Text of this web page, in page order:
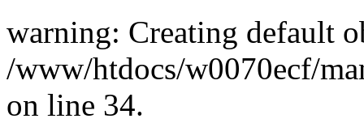
warning: Creating default
/www/htdocs/w0070ecf/
on line 34.